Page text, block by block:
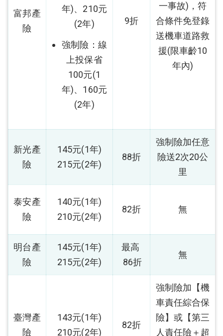
富邦產
險
年)、210元
(2年)
強制險：線
上投保省
100元(1
年)、160元
(2年)
9折
一事故)，符
合條件免登錄
送機車道路救
援(限車齡10
年內)
新光產
險
145元(1年)
215元(2年)
88折
強制險加任意
險送2次20公
里
泰安產
險
140元(1年)
210元(2年)
82折 無
明台產
險
145元(1年)
215元(2年)
最高
86折
無
臺灣產
險
143元(1年)
210元(2年)
82折
強制險加【機
車責任綜合保
險】或【第三
人責任險＋超